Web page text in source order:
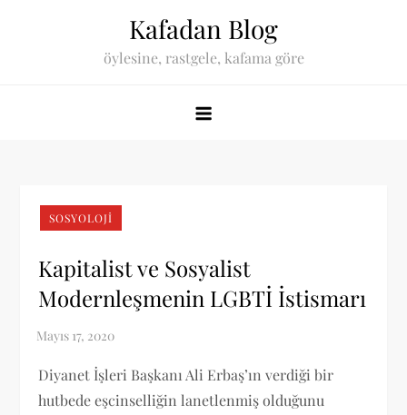
Kafadan Blog
öylesine, rastgele, kafama göre
SOSYOLOJI
Kapitalist ve Sosyalist
Modernleşmenin LGBTİ İstismarı
Diyanet İşleri Başkanı Ali Erbaş’ın verdiği bir
hutbede eşcinselliğin lanetlenmiş olduğunu